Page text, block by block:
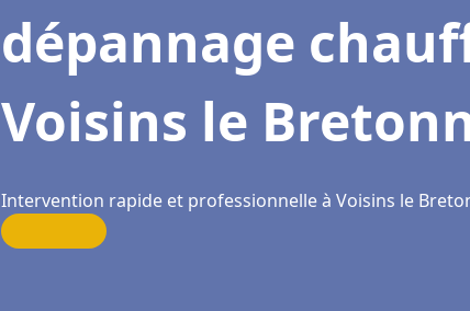
dépannage
Voisins le
Intervention rapide et professionnelle à Voisins le